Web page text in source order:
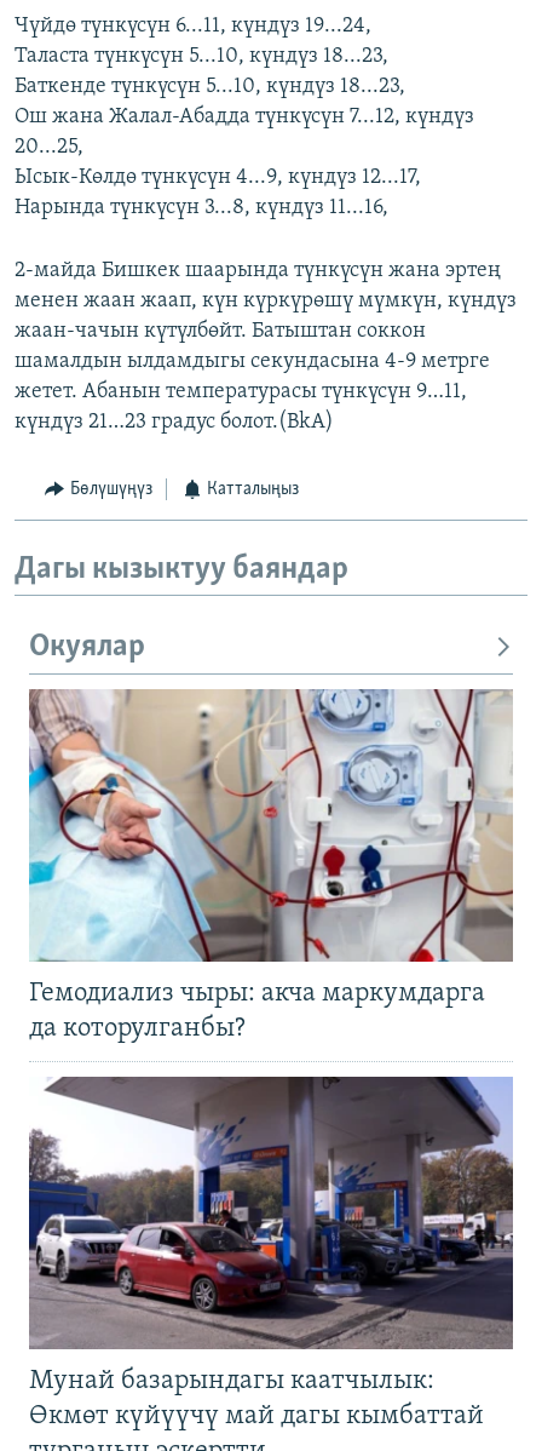
Чүйдө түнкүсүн 6...11, күндүз 19...24,
Таласта түнкүсүн 5...10, күндүз 18...23,
Баткенде түнкүсүн 5...10, күндүз 18...23,
Ош жана Жалал-Абадда түнкүсүн 7...12, күндүз
20...25,
Ысык-Көлдө түнкүсүн 4...9, күндүз 12...17,
Нарында түнкүсүн 3...8, күндүз 11...16,
2-майда Бишкек шаарында түнкүсүн жана эртең
менен жаан жаап, күн күркүрөшү мүмкүн, күндүз
жаан-чачын күтүлбөйт. Батыштан соккон
шамалдын ылдамдыгы секундасына 4-9 метрге
жетет. Абанын температурасы түнкүсүн 9…11,
күндүз 21…23 градус болот.(BkA)
Бөлүшүңүз Катталыңыз
Дагы кызыктуу баяндар
Окуялар
Гемодиализ чыры: акча маркумдарга
да которулганбы?
Мунай базарындагы каатчылык:
Өкмөт күйүүчү май дагы кымбаттай